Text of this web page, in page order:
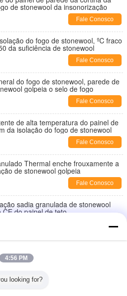
de stonewool da insonorização
Fale Conosco
do fogo de stonewool, ºC fraco
da suficiência de stonewool
Fale Conosco
do fogo de stonewool, parede de
golpeia o selo de fogo
Fale Conosco
de alta temperatura do painel de
da isolação do fogo de stonewool
Fale Conosco
Thermal enche frouxamente a
de stonewool golpeia
Fale Conosco
sadia granulada de stonewool
CE do painel de teto
branco
a insonorização de stonewool,
4:56 PM
looking for?